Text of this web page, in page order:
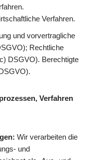
Verfahren.
und vorvertragliche
Rechtliche
DSGVO). Berechtigte
Verfahren
Wir verarbeiten die
und